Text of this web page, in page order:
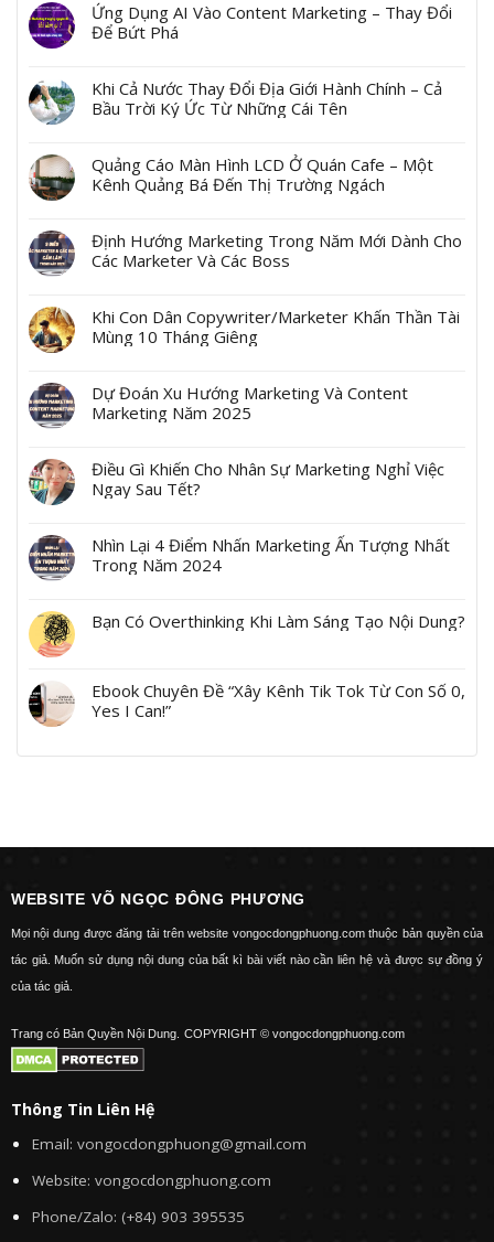
Ứng Dụng AI Vào Content Marketing – Thay Đổi
Để Bứt Phá
Khi Cả Nước Thay Đổi Địa Giới Hành Chính – Cả
Bầu Trời Ký Ức Từ Những Cái Tên
Quảng Cáo Màn Hình LCD Ở Quán Cafe – Một
Kênh Quảng Bá Đến Thị Trường Ngách
Định Hướng Marketing Trong Năm Mới Dành Cho
Các Marketer Và Các Boss
Khi Con Dân Copywriter/Marketer Khấn Thần Tài
Mùng 10 Tháng Giêng
Dự Đoán Xu Hướng Marketing Và Content
Marketing Năm 2025
Điều Gì Khiến Cho Nhân Sự Marketing Nghỉ Việc
Ngay Sau Tết?
Nhìn Lại 4 Điểm Nhấn Marketing Ấn Tượng Nhất
Trong Năm 2024
Bạn Có Overthinking Khi Làm Sáng Tạo Nội Dung?
Ebook Chuyên Đề “Xây Kênh Tik Tok Từ Con Số 0,
Yes I Can!”
WEBSITE VÕ NGỌC ĐÔNG PHƯƠNG
Mọi nội dung được đăng tải trên website vongocdongphuong.com thuộc bản quyền của
tác giả. Muốn sử dụng nội dung của bất kì bài viết nào cần liên hệ và được sự đồng ý
của tác giả.
Trang có Bản Quyền Nội Dung. COPYRIGHT © vongocdongphuong.com
Thông Tin Liên Hệ
Email: vongocdongphuong@gmail.com
Website: vongocdongphuong.com
Phone/Zalo: (+84) 903 395535